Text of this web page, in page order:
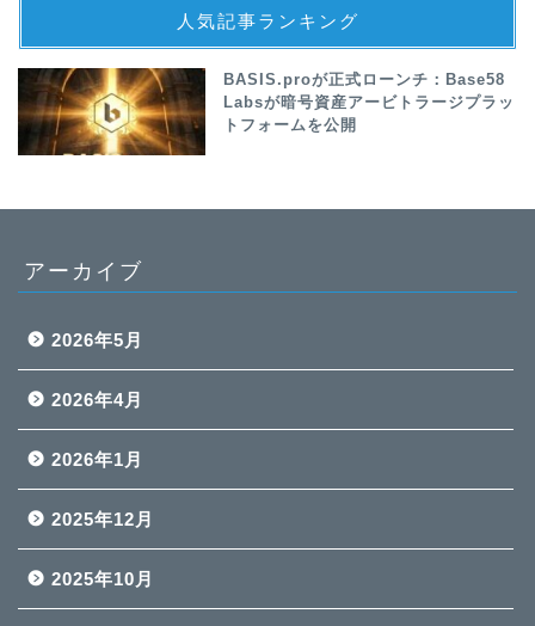
人気記事ランキング
BASIS.proが正式ローンチ：Base58
Labsが暗号資産アービトラージプラッ
トフォームを公開
アーカイブ
2026年5月
2026年4月
2026年1月
2025年12月
2025年10月